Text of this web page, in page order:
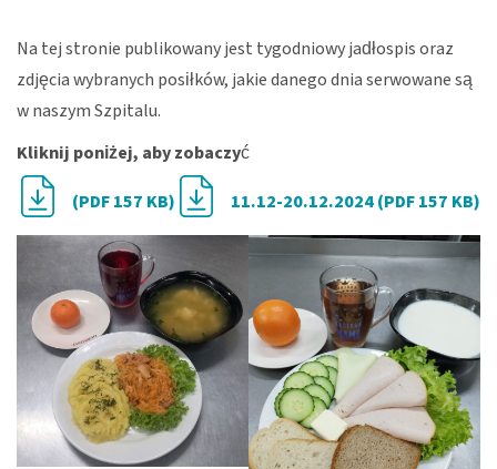
Na tej stronie publikowany jest tygodniowy jadłospis oraz
zdjęcia wybranych posiłków, jakie danego dnia serwowane są
w naszym Szpitalu.
Kliknij poniżej, aby zobaczyć
(PDF 157 KB)
11.12-20.12.2024 (PDF 157 KB)